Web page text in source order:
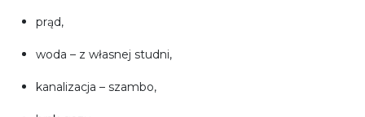
prąd,
woda – z własnej studni,
kanalizacja – szambo,